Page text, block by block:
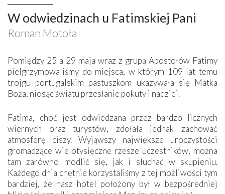
W odwiedzinach u Fatimskiej Pani
Roman Motoła
Pomiędzy 25 a 29 maja wraz z grupą Apostołów Fatimy
pielgrzymowaliśmy do miejsca, w którym 109 lat temu
trojgu portugalskim pastuszkom ukazywała się Matka
Boża, niosąc światu przesłanie pokuty i nadziei.
Fatima, choć jest odwiedzana przez bardzo licznych
wiernych oraz turystów, zdołała jednak zachować
atmosferę ciszy. Wyjąwszy największe uroczystości
gromadzące wielotysięczne rzesze uczestników, można
tam zarówno modlić się, jak i słuchać w skupieniu.
Każdego dnia chętnie korzystaliśmy z tej możliwości tym
bardziej, że nasz hotel położony był w bezpośredniej